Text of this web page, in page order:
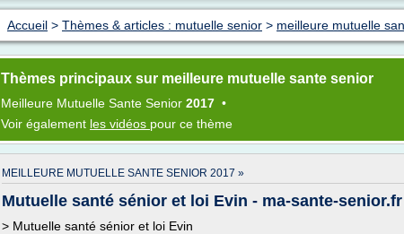
Accueil > Thèmes & articles : mutuelle senior > meilleure mutuelle
Thèmes principaux sur meilleure mutuelle sante senior
Meilleure Mutuelle Sante Senior 2017 •
Voir également les vidéos pour ce thème
MEILLEURE MUTUELLE SANTE SENIOR 2017 »
Mutuelle santé sénior et loi Evin - ma-sante-senior.fr
> Mutuelle santé sénior et loi Evin